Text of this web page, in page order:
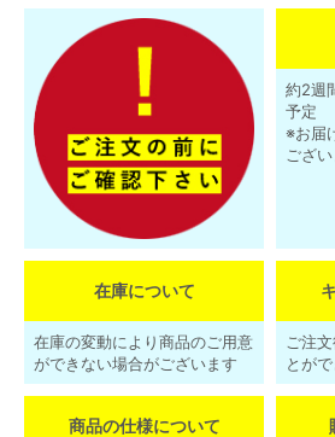
約2週
予定
※お届
ござ
在庫について
在庫の変動により商品のご用意
ができない場合がございます
ご注
とが
商品の仕様について